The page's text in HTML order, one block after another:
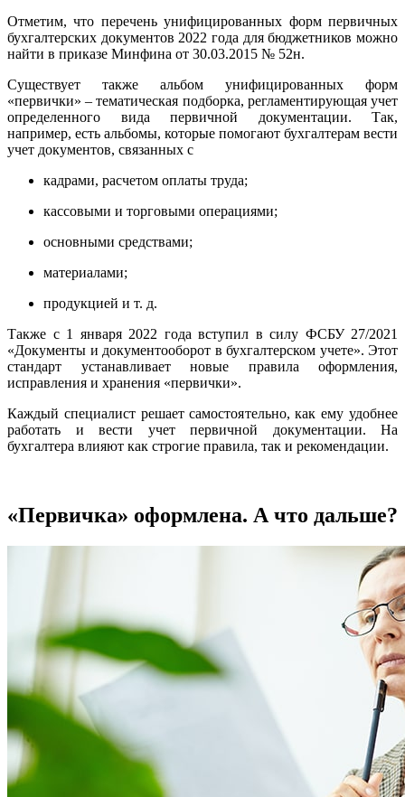
Отметим, что перечень унифицированных форм первичных
бухгалтерских документов 2022 года для бюджетников можно
найти в приказе Минфина от 30.03.2015 № 52н.
Существует также альбом унифицированных форм
«первички» – тематическая подборка, регламентирующая учет
определенного вида первичной документации. Так,
например, есть альбомы, которые помогают бухгалтерам вести
учет документов, связанных с
кадрами, расчетом оплаты труда;
кассовыми и торговыми операциями;
основными средствами;
материалами;
продукцией и т. д.
Также с 1 января 2022 года вступил в силу ФСБУ 27/2021
«Документы и документооборот в бухгалтерском учете». Этот
стандарт устанавливает новые правила оформления,
исправления и хранения «первички».
Каждый специалист решает самостоятельно, как ему удобнее
работать и вести учет первичной документации. На
бухгалтера влияют как строгие правила, так и рекомендации.
«Первичка» оформлена. А что дальше?